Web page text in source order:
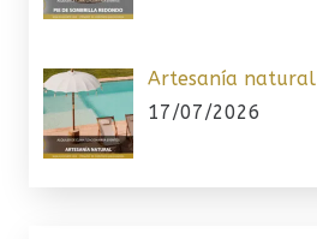
Artesanía natural
17/07/2026